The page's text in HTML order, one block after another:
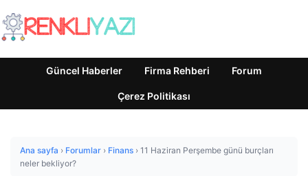
Güncel Haberler Firma Rehberi Forum
Çerez Politikası
Ana sayfa › Forumlar › Finans › 11 Haziran Perşembe günü burçları
neler bekliyor?